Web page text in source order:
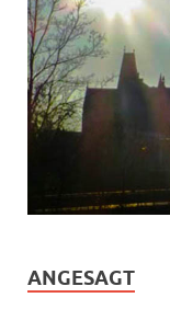
ANGESAGT